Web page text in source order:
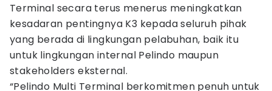
Terminal secara terus menerus meningkatkan
kesadaran pentingnya K3 kepada seluruh pihak
yang berada di lingkungan pelabuhan, baik itu
untuk lingkungan internal Pelindo maupun
stakeholders eksternal.
“Pelindo Multi Terminal berkomitmen penuh untuk